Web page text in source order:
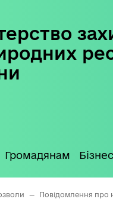
Громадянам
— Повідомлення про